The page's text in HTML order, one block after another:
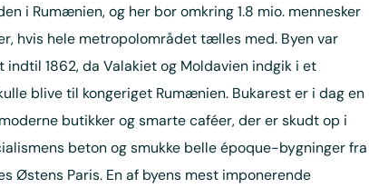
i Rumænien, og her bor omkring 1.8 mio. mennesker
hvis hele metropolområdet tælles med. Byen var
indtil 1862, da Valakiet og Moldavien indgik i et
blive til kongeriget Rumænien. Bukarest er i dag en
butikker og smarte caféer, der er skudt op i
beton og smukke belle époque-bygninger fra
Østens Paris. En af byens mest imponerende